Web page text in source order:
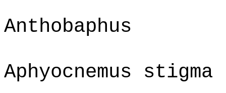
Anthobaphus
Aphyocnemus stigma